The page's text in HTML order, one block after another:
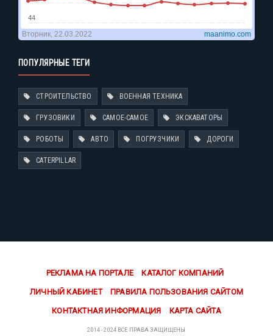
ПОПУЛЯРНЫЕ ТЕГИ
СТРОИТЕЛЬСТВО ВОЕННАЯ ТЕХНИКА
ГРУЗОВИКИ САМОЕ-САМОЕ ЭКСКАВАТОРЫ
РОБОТЫ АВТО ПОГРУЗЧИКИ ДОРОГИ
CATERPILLAR
РЕКЛАМА НА ПОРТАЛЕ КАТАЛОГ КОМПАНИЙ
ЛИЧНЫЙ КАБИНЕТ ПРАВИЛА ПОЛЬЗОВАНИЯ САЙТОМ
КОНТАКТНАЯ ИНФОРМАЦИЯ КАРТА САЙТА
2014 - 2024 ВСЕ ПРАВА ЗАЩИЩЕНЫ